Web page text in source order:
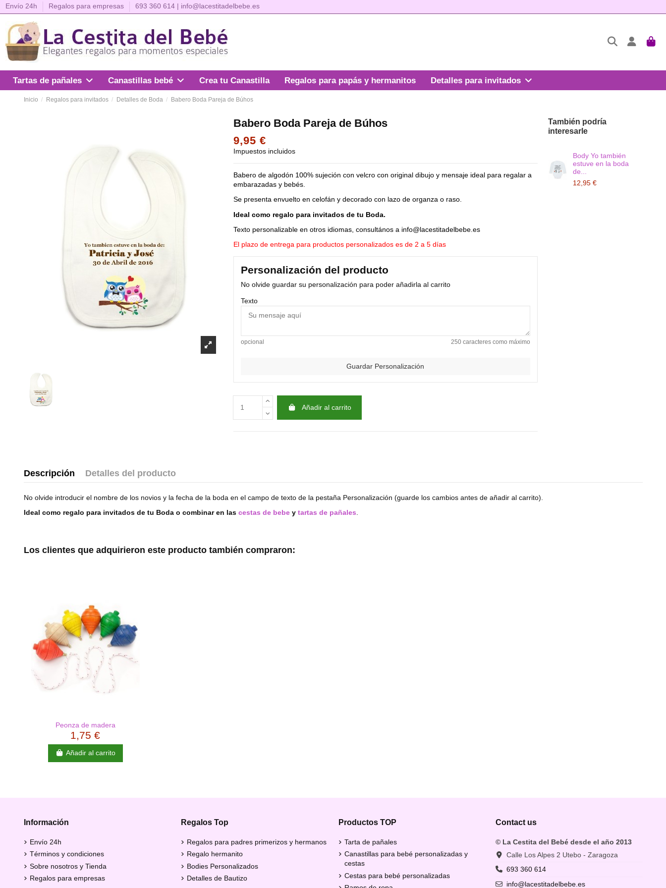
Envío 24h Regalos para empresas 693 360 614| info@lacestitadelbebe.es
Tartas de pañales Canastillas bebé Crea tu Canastilla Regalos para papás y hermanitos Detalles para invitados
Inicio Regalos para invitados Detalles de Boda Babero Boda Pareja de Búhos
Babero Boda Pareja de Búhos
9,95 €
Impuestos incluidos
Babero de algodón 100% sujeción con velcro con original dibujo y mensaje ideal para regalar a
embarazadas y bebés.
Se presenta envuelto en celofán y decorado con lazo de organza o raso.
Ideal como regalo para invitados de tu Boda.
Texto personalizable en otros idiomas, consultános a info@lacestitadelbebe.es
El plazo de entrega para productos personalizados es de 2 a 5 días
Personalización del producto
No olvide guardar su personalización para poder añadirla al carrito
Texto
opcional 250 caracteres como máximo
Guardar Personalización
Añadir al carrito
También podría
interesarle
Body Yo también
estuve en la boda
de...
12,95 €
Descripción Detalles del producto
No olvide introducir el nombre de los novios y la fecha de la boda en el campo de texto de la pestaña Personalización (guarde los cambios antes de añadir al carrito).
Ideal como regalo para invitados de tu Boda o combinar en las cestas de bebeytartas de pañales
Los clientes que adquirieron este producto también compraron:
Peonza de madera
1,75 €
Añadir al carrito
Información
Envío 24h
Términos y condiciones
Sobre nosotros y Tienda
Regalos para empresas
Regalos Top
Regalos para padres primerizos y hermanos
Regalo hermanito
Bodies Personalizados
Detalles de Bautizo
Productos TOP
Tarta de pañales
Canastillas para bebé personalizadas y
cestas
Cestas para bebé personalizadas
Contact us
© La Cestita del Bebé desde el año 2013
Calle Los Alpes 2 Utebo - Zaragoza
693 360 614
info@lacestitadelbebe.es